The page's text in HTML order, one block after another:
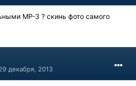
МР-3 ? скинь фото самого
декабря, 2013